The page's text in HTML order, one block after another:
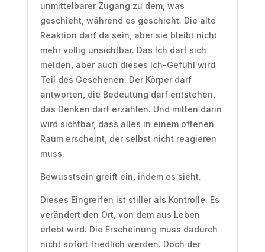
unmittelbarer Zugang zu dem, was
geschieht, während es geschieht. Die alte
Reaktion darf da sein, aber sie bleibt nicht
mehr völlig unsichtbar. Das Ich darf sich
melden, aber auch dieses Ich-Gefühl wird
Teil des Gesehenen. Der Körper darf
antworten, die Bedeutung darf entstehen,
das Denken darf erzählen. Und mitten darin
wird sichtbar, dass alles in einem offenen
Raum erscheint, der selbst nicht reagieren
muss.
Bewusstsein greift ein, indem es sieht.
Dieses Eingreifen ist stiller als Kontrolle. Es
verändert den Ort, von dem aus Leben
erlebt wird. Die Erscheinung muss dadurch
nicht sofort friedlich werden. Doch der